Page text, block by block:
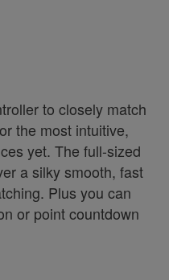
to closely match
the most intuitive,
yet. The full-sized
a silky smooth, fast
Plus you can
or point countdown